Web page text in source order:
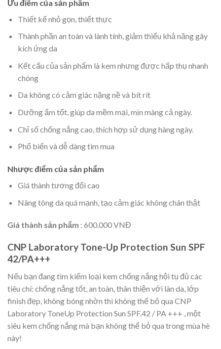
Ưu điểm của sản phẩm
Thiết kế nhỏ gọn, thiết thực
Thành phần an toàn và lành tính, giảm thiểu khả năng gây
kích ứng da
Kết cấu của sản phẩm là kem nhưng được hấp thụ nhanh
chóng
Da không có cảm giác nặng nề và bít rít
Dưỡng ẩm tốt, giúp da mềm mại, mịn màng cả ngày.
Chỉ số chống nắng cao, thích hợp sử dụng hàng ngày.
Phổ biến và dễ dàng tìm mua
Nhược điểm của sản phẩm
Giá thành tương đối cao
Nâng tông da quá mạnh, tạo cảm giác không chân thật
Giá thành sản phẩm : 600.000 VNĐ
CNP Laboratory Tone-Up Protection Sun SPF
42/PA+++
Nếu bạn đang tìm kiếm loại kem chống nắng hội tụ đủ các
tiêu chí: chống nắng tốt, an toàn, thân thiện với làn da, lớp
finish đẹp, không bóng nhờn thì không thể bỏ qua CNP
Laboratory ToneUp Protection Sun SPF.42 / PA +++ , một
siêu kem chống nắng mà bạn không thể bỏ qua trong mùa hè
này!